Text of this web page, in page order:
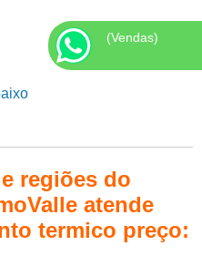
regiões do
atende
termico preço:
(Vendas)